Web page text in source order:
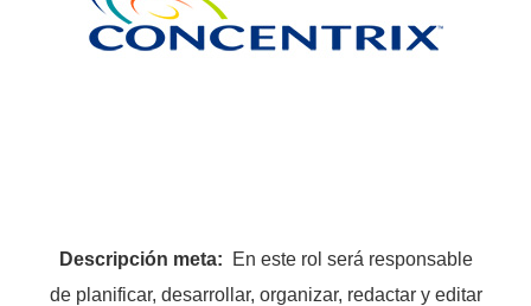
Descripción meta:
En este rol será responsable
de planificar, desarrollar, organizar, redactar y editar